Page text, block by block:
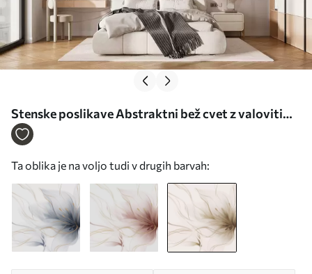
Stenske poslikave Abstraktni bež cvet z valovitimi
linijami v slogu Fluid Art Št. w05428v2
Ta oblika je na voljo tudi v drugih barvah: